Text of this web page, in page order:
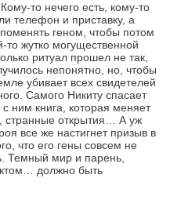
то нечего есть, кому-то
телефон и приставку, а
геном, чтобы потом
то жутко могущественной
ритуал прошел не так,
непонятно, но, чтобы
убивает всех свидетелей
Самого Никиту спасает
ним книга, которая меняет
странные открытия… А уж
все же настигнет призыв в
что его гены совсем не
Темный мир и парень,
должно быть